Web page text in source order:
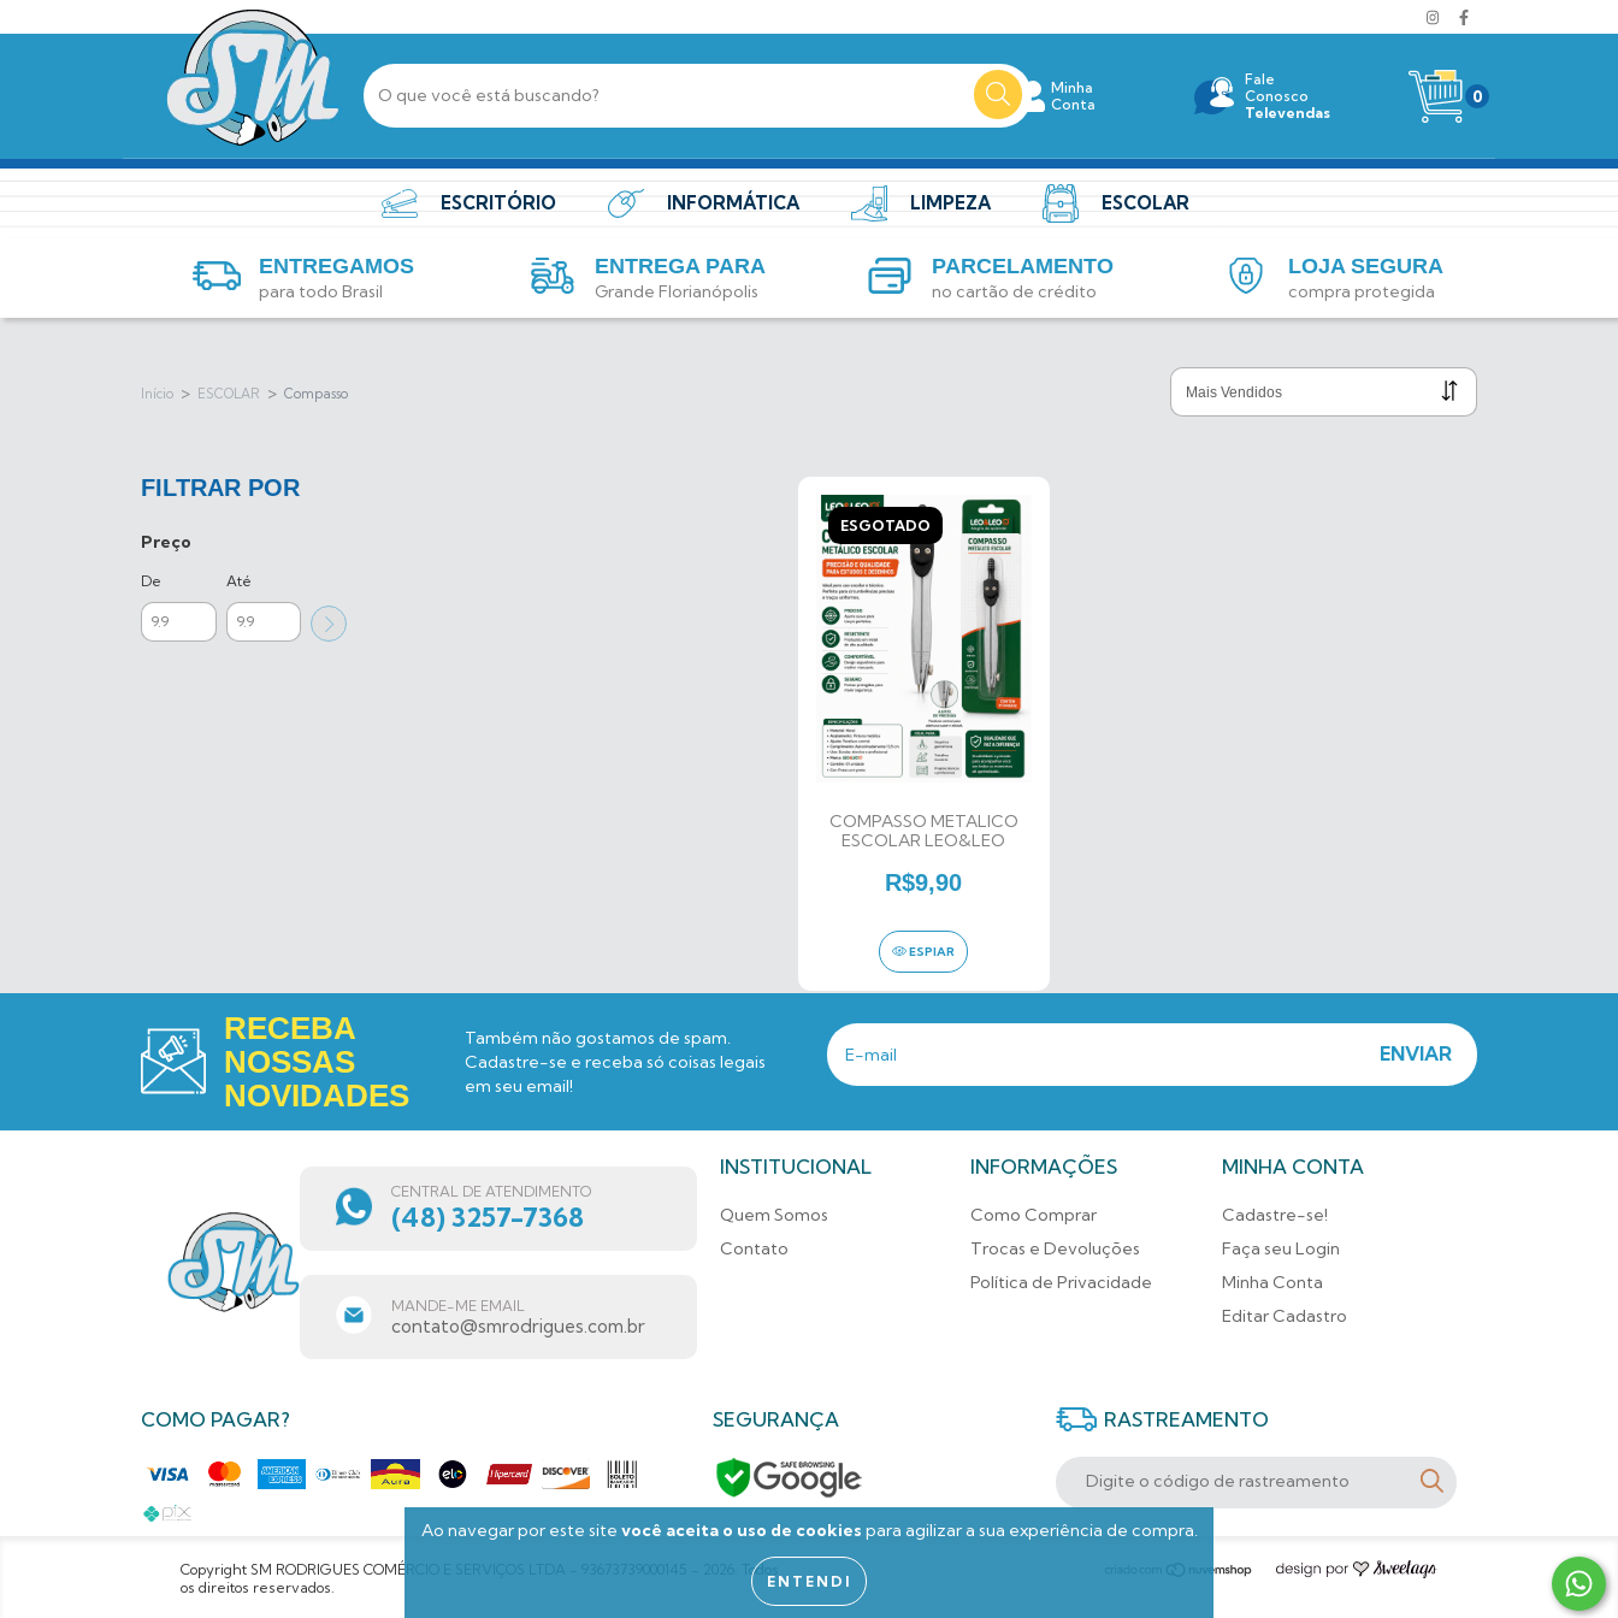
Minha
Conta
Fale
Conosco
Televendas
0
ESCRITÓRIO INFORMÁTICA LIMPEZA ESCOLAR
Ao navegar por este site você aceita o uso de cookies para agilizar a sua experiência de compra.
ENTENDI
ENTREGAMOS
para todo Brasil
ENTREGA PARA
Grande Florianópolis
PARCELAMENTO
no cartão de crédito
LOJA SEGURA
compra protegida
Início > ESCOLAR > Compasso
FILTRAR POR
Preço
De Até
ESGOTADO
COMPASSO METALICO
ESCOLAR LEO&LEO
R$9,90
ESPIAR
RECEBA
NOSSAS
NOVIDADES
Também não gostamos de spam.
Cadastre-se e receba só coisas legais
em seu email!
CENTRAL DE ATENDIMENTO
(48) 3257-7368
MANDE-ME EMAIL
contato@smrodrigues.com.br
INSTITUCIONAL
Quem Somos
Contato
INFORMAÇÕES
Como Comprar
Trocas e Devoluções
Política de Privacidade
MINHA CONTA
Cadastre-se!
Faça seu Login
Minha Conta
Editar Cadastro
COMO PAGAR? SEGURANÇA RASTREAMENTO
Copyright SM RODRIGUES COMÉRCIO E SERVIÇOS LTDA - 93673739000145 - 2026. Todos
os direitos reservados.